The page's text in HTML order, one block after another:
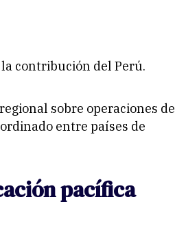
contribución del Perú.
sobre operaciones de
entre países de
pacífica